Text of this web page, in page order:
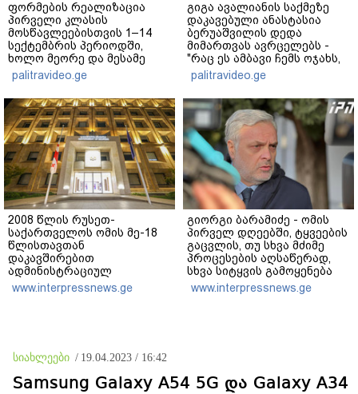
ფორმების რეალიზაცია
პირველი კლასის
მოსწავლეებისთვის 1–14
სექტემბრის პერიოდში,
ხოლო მეორე და მესამე
ეტაპებზე...
palitravideo.ge
გიგა ავალიანის საქმეზე
დაკავებული ანასტასია
ბერუაშვილის დედა
მიმართვას ავრცელებს -
"რაც ეს ამბავი ჩემს ოჯახს,
ჩემს ანასტასიას გადახდა
თავს, მის მერე მე მე არ
ვარ"
palitravideo.ge
2008 წლის რუსეთ-
საქართველოს ომის მე-18
წლისთავთან
დაკავშირებით
ადმინისტრაციულ
შენობებზე სახელმწიფო
დროშები დაეშვა
www.interpressnews.ge
გიორგი ბარამიძე - ომის
პირველ დღეებში, ტყვეების
გაცვლის, თუ სხვა მძიმე
პროცესების აღსაწერად,
სხვა სიტყვის გამოყენება
აჯობებდა - არასდროს
მითქვამს, რომ ჩვენები
www.interpressnews.ge
სიახლეები / 19.04.2023 / 16:42
Samsung Galaxy A54 5G და Galaxy A34